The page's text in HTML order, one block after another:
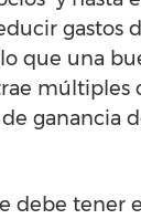
gastos
que una
múltiples
ganancia
debe tener